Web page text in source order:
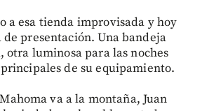
a esa tienda improvisada y hoy
presentación. Una bandeja
otra luminosa para las noches
de su equipamiento.
va a la montaña, Juan